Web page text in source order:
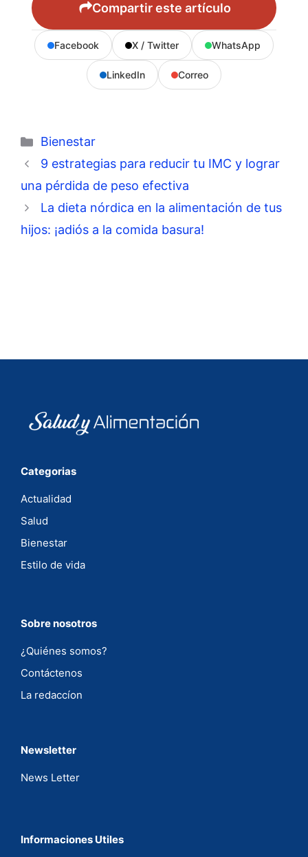
Compartir este artículo
Facebook X / Twitter WhatsApp
LinkedIn Correo
Categorías
Bienestar
9 estrategias para reducir tu IMC y lograr
una pérdida de peso efectiva
La dieta nórdica en la alimentación de tus
hijos: ¡adiós a la comida basura!
Categorias
Actualidad
Salud
Bienestar
Estilo de vida
Sobre nosotros
¿Quiénes somos?
Contáctenos
La redaccíon
Newsletter
News Letter
Informaciones Utiles